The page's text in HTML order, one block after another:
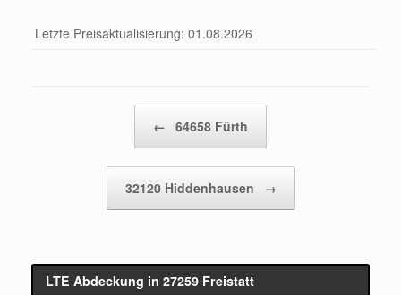
Letzte Preisaktualisierung: 01.08.2026
← 64658 Fürth
32120 Hiddenhausen →
LTE Abdeckung in 27259 Freistatt